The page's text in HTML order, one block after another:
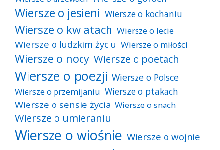
Wiersze o jesieni Wiersze o kochaniu
Wiersze o kwiatach Wiersze o lecie
Wiersze o ludzkim życiu Wiersze o miłości
Wiersze o nocy Wiersze o poetach
Wiersze o poezji Wiersze o Polsce
Wiersze o przemijaniu Wiersze o ptakach
Wiersze o sensie życia Wiersze o snach
Wiersze o umieraniu
Wiersze o wiośnie Wiersze o wojnie